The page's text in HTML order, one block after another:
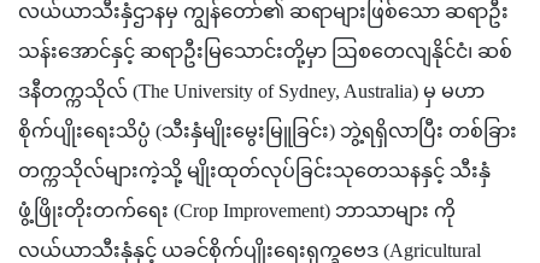
လယ်ယာသီးနှံဌာနမှ ကျွန်တော်၏ ဆရာများဖြစ်သော ဆရာဦး
သန်းအောင်နှင့် ဆရာဦးမြသောင်းတို့မှာ ဩစတေလျနိုင်ငံ၊ ဆစ်
ဒနီတက္ကသိုလ် (The University of Sydney, Australia) မှ မဟာ
စိုက်ပျိုးရေးသိပ္ပံ (သီးနှံမျိုးမွေးမြူခြင်း) ဘွဲ့ရရှိလာပြီး တစ်ခြား
တက္ကသိုလ်များကဲ့သို့ မျိုးထုတ်လုပ်ခြင်းသုတေသနနှင့် သီးနှံ
ဖွံ့ဖြိုးတိုးတက်ရေး (Crop Improvement) ဘာသာများ ကို
လယ်ယာသီးနှံနှင့် ယခင်စိုက်ပျိုးရေးရုက္ခဗေဒ (Agricultural